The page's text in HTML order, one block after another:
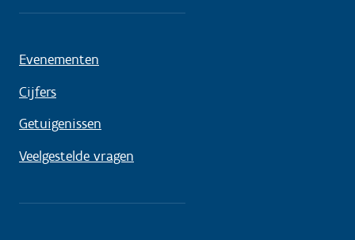
Evenementen
Cijfers
Getuigenissen
Veelgestelde vragen